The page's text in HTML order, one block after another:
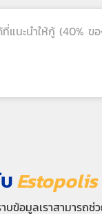
ที่แนะนำให้กู้ (40% ข
Estopolis
ข้อมูลเราสามารถ